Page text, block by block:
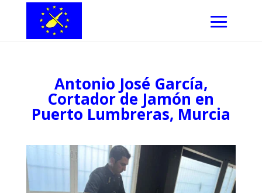
Antonio José García,
Cortador de Jamón en
Puerto Lumbreras, Murcia